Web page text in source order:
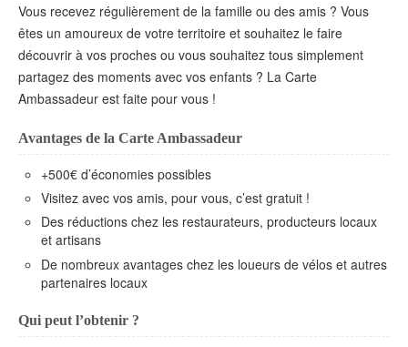
Vous recevez régulièrement de la famille ou des amis ? Vous
êtes un amoureux de votre territoire et souhaitez le faire
découvrir à vos proches ou vous souhaitez tous simplement
partagez des moments avec vos enfants ? La Carte
Ambassadeur est faite pour vous !
Avantages de la Carte Ambassadeur
+500€ d’économies possibles
Visitez avec vos amis, pour vous, c’est gratuit !
Des réductions chez les restaurateurs, producteurs locaux
et artisans
De nombreux avantages chez les loueurs de vélos et autres
partenaires locaux
Qui peut l’obtenir ?